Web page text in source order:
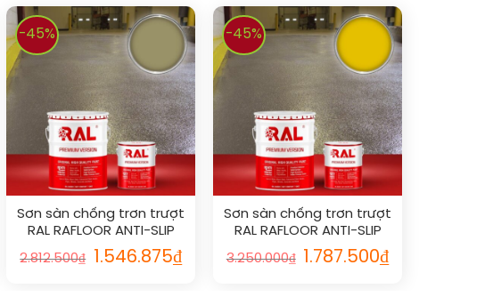
-45%
Sơn sàn chống trơn trượt
RAL RAFLOOR ANTI-SLIP
1020
2.812.500₫ 1.546.875₫
-45%
Sơn sàn chống trơn trượt
RAL RAFLOOR ANTI-SLIP
1021
3.250.000₫ 1.787.500₫